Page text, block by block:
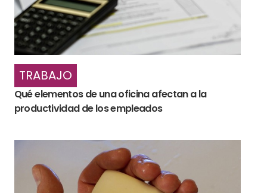
TRABAJO
Qué elementos de una oficina afectan a la
productividad de los empleados